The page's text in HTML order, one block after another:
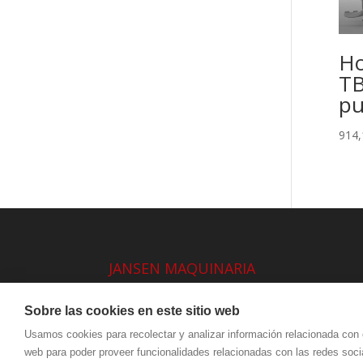
JANSEN MAQUINARIA
Sobre las cookies en este sitio web
Usamos cookies para recolectar y analizar información relacionada
web para poder proveer funcionalidades relacionadas con las redes